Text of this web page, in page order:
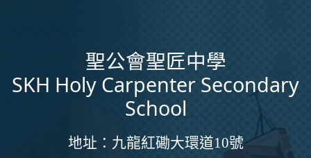
聖公會聖匠中學
SKH Holy Carpenter Secondary
School
地址： 九龍紅磡大環道10號